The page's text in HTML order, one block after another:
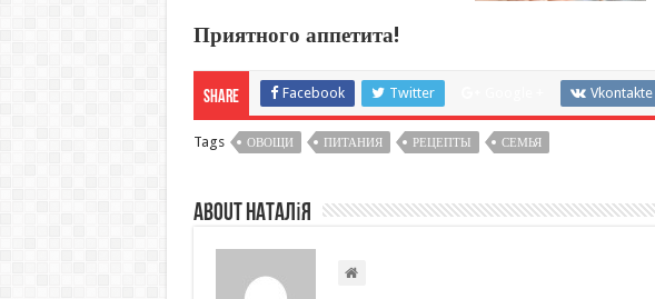
Приятного аппетита!
Share Facebook Twitter Vkontakte
Tags ОВОЩИ ПИТАНИЯ РЕЦЕПТЫ СЕМЬЯ
About Наталія